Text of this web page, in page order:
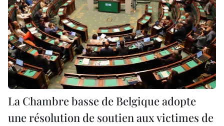
La Chambre basse de Belgique adopte
une résolution de soutien aux victimes de